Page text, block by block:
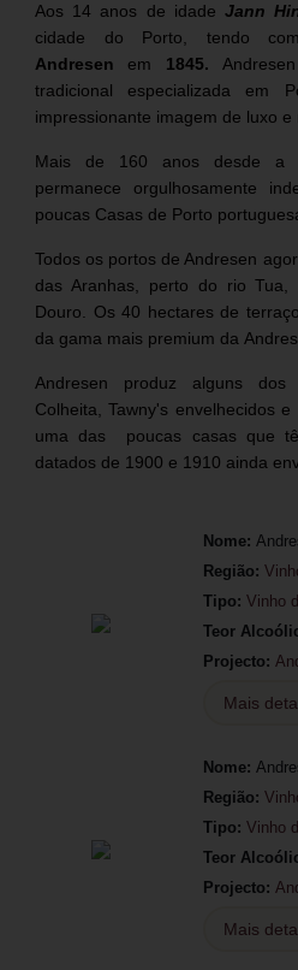
Aos 14 anos de idadeJann
cidade do Porto, tendo
Andresen em 1845.
tradicional especializada em
impressionante imagem de luxo e
Mais de 160 anos desde a
permanece orgulhosamente
poucas Casas de Porto
Todos os portos de Andresen
das Aranhas, perto do rio
Douro. Os 40 hectares de
da gama mais premium da
Andresen produz alguns dos
Colheita, Tawny's envelhecidos
uma das poucas casas que
datados de 1900 e 1910 ainda
Nome:
Região:
Tipo: Vinho
Teor
Projecto:
Mais
Nome:
Região:
Tipo: Vinho
Teor
Projecto:
Mais